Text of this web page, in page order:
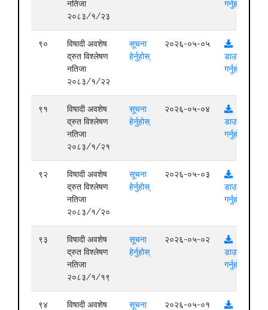
नतिजा
२०८३/१/२३
गर्नुहोस्
९०
विषादी अवशेष
द्रुत विश्लेषण
नतिजा
२०८३/१/२२
सूचना
हेर्नुहोस्
२०२६-०५-०५
डाउनलोड
गर्नुहोस्
९१
विषादी अवशेष
द्रुत विश्लेषण
नतिजा
२०८३/१/२१
सूचना
हेर्नुहोस्
२०२६-०५-०४
डाउनलोड
गर्नुहोस्
९२
विषादी अवशेष
द्रुत विश्लेषण
नतिजा
२०८३/१/२०
सूचना
हेर्नुहोस्
२०२६-०५-०३
डाउनलोड
गर्नुहोस्
९३
विषादी अवशेष
द्रुत विश्लेषण
नतिजा
२०८३/१/१९
सूचना
हेर्नुहोस्
२०२६-०५-०२
डाउनलोड
गर्नुहोस्
९४
विषादी अवशेष
सूचना
२०२६-०५-०१